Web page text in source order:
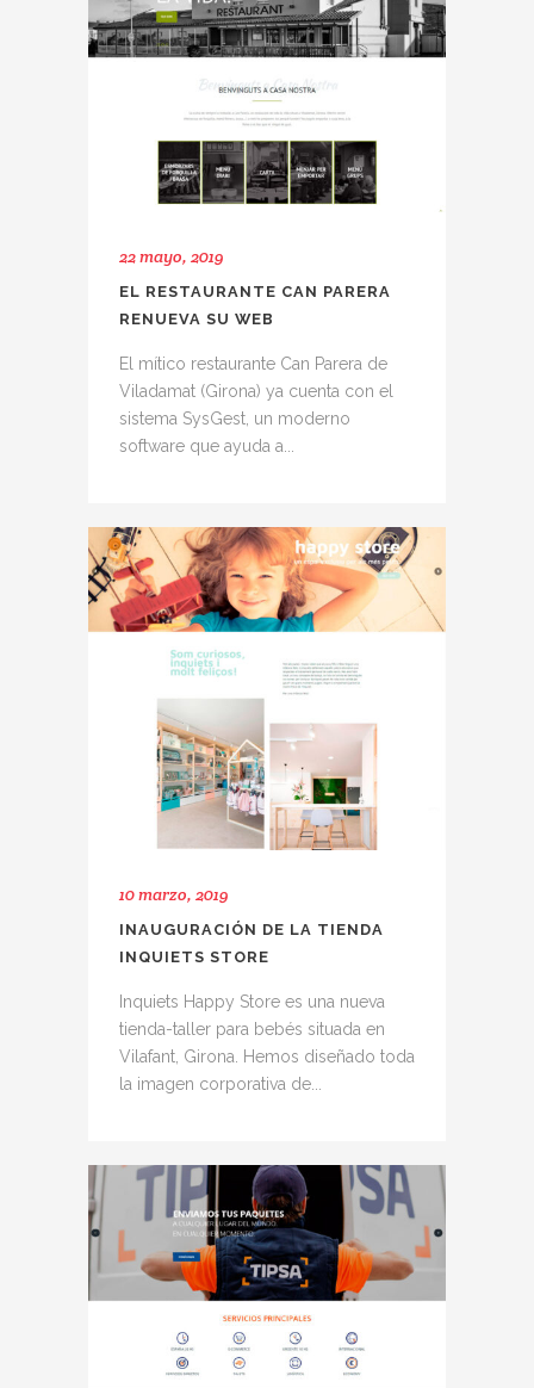
22 mayo, 2019
EL RESTAURANTE CAN PARERA
RENUEVA SU WEB
El mítico restaurante Can Parera de
Viladamat (Girona) ya cuenta con el
sistema SysGest, un moderno
software que ayuda a...
10 marzo, 2019
INAUGURACIÓN DE LA TIENDA
INQUIETS STORE
Inquiets Happy Store es una nueva
tienda-taller para bebés situada en
Vilafant, Girona. Hemos diseñado toda
la imagen corporativa de...